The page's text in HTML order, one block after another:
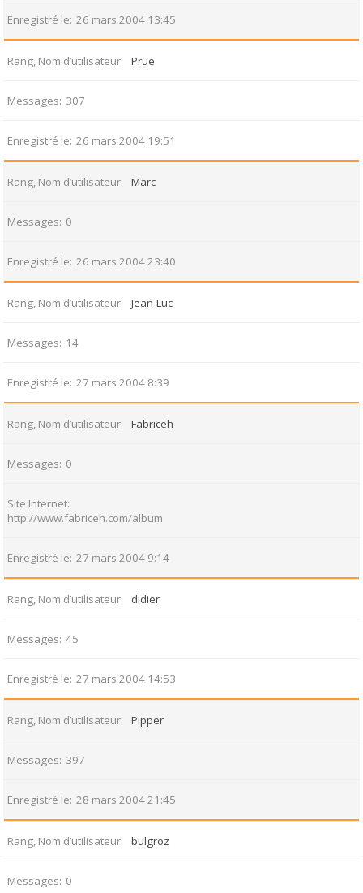
Enregistré le 26 mars 2004 13:45
Rang, Nom d’utilisateur Prue
Messages 307
Enregistré le 26 mars 2004 19:51
Rang, Nom d’utilisateur Marc
Messages 0
Enregistré le 26 mars 2004 23:40
Rang, Nom d’utilisateur Jean-Luc
Messages 14
Enregistré le 27 mars 2004 8:39
Rang, Nom d’utilisateur Fabriceh
Messages 0
Site Internet
http://www.fabriceh.com/album
Enregistré le 27 mars 2004 9:14
Rang, Nom d’utilisateur didier
Messages 45
Enregistré le 27 mars 2004 14:53
Rang, Nom d’utilisateur Pipper
Messages 397
Enregistré le 28 mars 2004 21:45
Rang, Nom d’utilisateur bulgroz
Messages 0